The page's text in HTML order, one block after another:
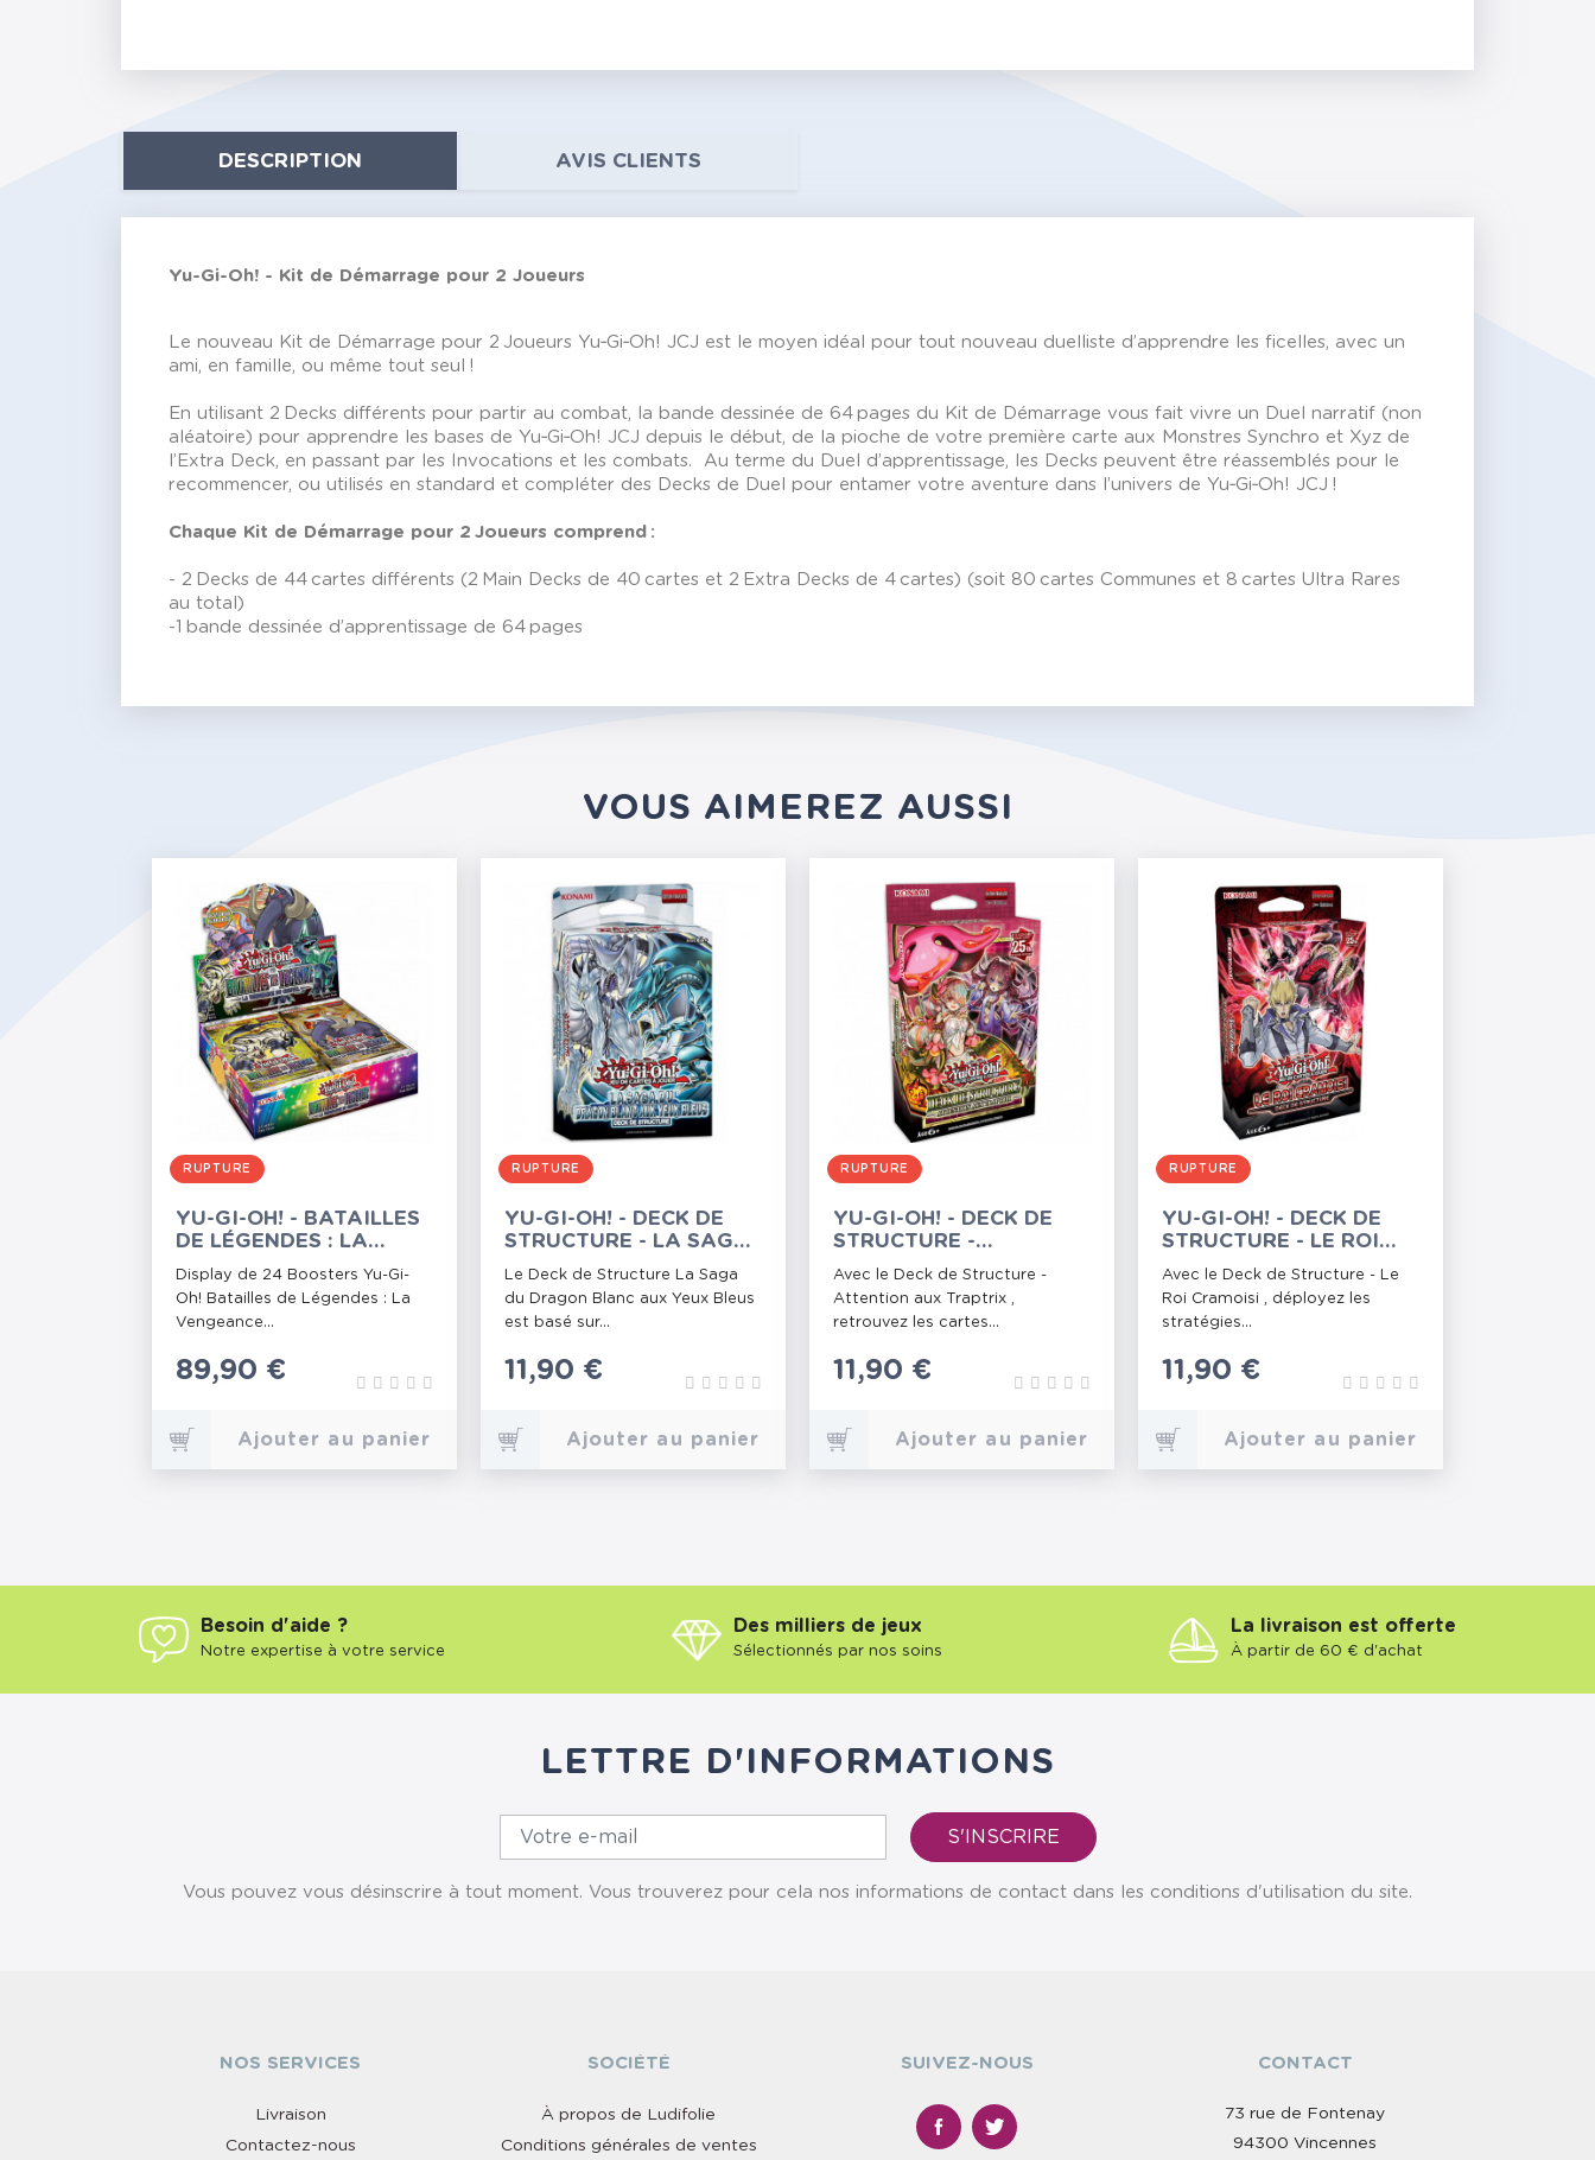
DESCRIPTION AVIS CLIENTS
Yu-Gi-Oh! - Kit de Démarrage pour 2 Joueurs
Le nouveau Kit de Démarrage pour 2 Joueurs Yu‑Gi‑Oh! JCJ est le moyen idéal pour tout nouveau duelliste d’apprendre les ficelles, avec un
ami, en famille, ou même tout seul !
En utilisant 2 Decks différents pour partir au combat, la bande dessinée de 64 pages du Kit de Démarrage vous fait vivre un Duel narratif (non
aléatoire) pour apprendre les bases de Yu‑Gi‑Oh! JCJ depuis le début, de la pioche de votre première carte aux Monstres Synchro et Xyz de
l’Extra Deck, en passant par les Invocations et les combats. Au terme du Duel d’apprentissage, les Decks peuvent être réassemblés pour le
recommencer, ou utilisés en standard et compléter des Decks de Duel pour entamer votre aventure dans l’univers de Yu‑Gi‑Oh! JCJ !
Chaque Kit de Démarrage pour 2 Joueurs comprend :
- 2 Decks de 44 cartes différents (2 Main Decks de 40 cartes et 2 Extra Decks de 4 cartes) (soit 80 cartes Communes et 8 cartes Ultra Rares
au total)
-1 bande dessinée d’apprentissage de 64 pages
VOUS AIMEREZ AUSSI
RUPTURE
YU-GI-OH! - BATAILLES
DE LÉGENDES : LA
VENGEANCE DU
CRISTAL - 24
BOOSTERS
Display de 24 Boosters Yu-Gi-
Oh! Batailles de Légendes : La
Vengeance...
Prix
89,90 €
Ajouter au panier
RUPTURE
YU-GI-OH! - DECK DE
STRUCTURE - LA SAGA
DU DRAGON BLANC
AUX YEUX BLEUS
Le Deck de Structure La Saga
du Dragon Blanc aux Yeux Bleus
est basé sur...
Prix
11,90 €
Ajouter au panier
RUPTURE
YU-GI-OH! - DECK DE
STRUCTURE -
ATTENTION AUX
TRAPTRIX
Avec le Deck de Structure -
Attention aux Traptrix ,
retrouvez les cartes...
Prix
11,90 €
Ajouter au panier
RUPTURE
YU-GI-OH! - DECK DE
STRUCTURE - LE ROI
CRAMOISI
Avec le Deck de Structure - Le
Roi Cramoisi , déployez les
stratégies...
Prix
11,90 €
Ajouter au panier
Besoin d'aide ?
Notre expertise à votre service
Des milliers de jeux
Sélectionnés par nos soins
La livraison est offerte
À partir de 60 € d'achat
LETTRE D'INFORMATIONS
Vous pouvez vous désinscrire à tout moment. Vous trouverez pour cela nos informations de contact dans les conditions d'utilisation du site.
NOS SERVICES
Livraison
Contactez-nous
SOCIÉTÉ
À propos de Ludifolie
Conditions générales de ventes
SUIVEZ-NOUS CONTACT
73 rue de Fontenay
94300 Vincennes